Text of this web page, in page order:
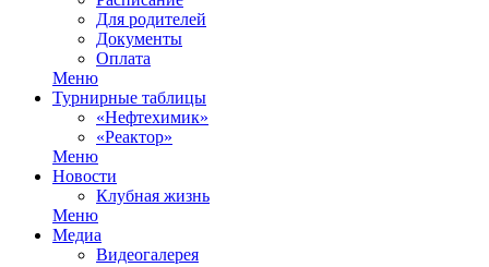
Для родителей
Документы
Оплата
Меню
Турнирные таблицы
«Нефтехимик»
«Реактор»
Меню
Новости
Клубная жизнь
Меню
Медиа
Видеогалерея